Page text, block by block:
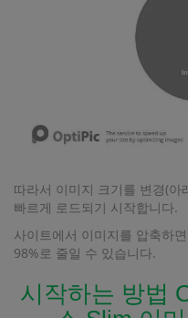
따라서 이미지 크기를 변경(
빠르게 로드되기 시작합니다.
사이트에서 이미지를 압축하
98%로 줄일 수 있습니다.
시작하는 방법